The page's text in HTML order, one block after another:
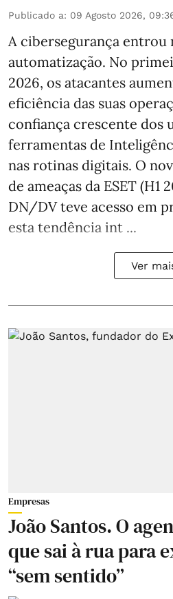
Publicado a: 09 Agosto 2026,
A cibersegurança entrou
automatização. No
2026, os atacantes
eficiência das suas
confiança crescente dos
ferramentas de
nas rotinas digitais. O
de ameaças da ESET (H1
DN/DV teve acesso em
esta tendência int ...
Ver
Empresas
João Santos. O
que sai à rua para
“sem sentido”